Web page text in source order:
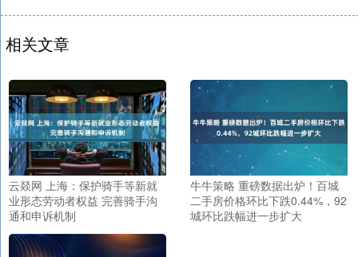
相关文章
云燚网 上海：保护骑手等新就
业形态劳动者权益 完善骑手沟
通和申诉机制
牛牛策略 重磅数据出炉！百城
二手房价格环比下跌0.44%，92
城环比跌幅进一步扩大